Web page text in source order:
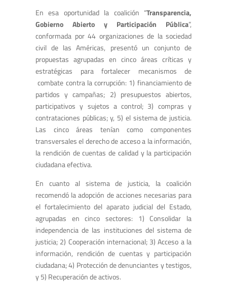
En esa oportunidad la coalición “Transparencia,
Gobierno Abierto y Participación Pública”,
conformada por 44 organizaciones de la sociedad
civil de las Américas, presentó un conjunto de
propuestas agrupadas en cinco áreas críticas y
estratégicas para fortalecer mecanismos de
combate contra la corrupción: 1) financiamiento de
partidos y campañas; 2) presupuestos abiertos,
participativos y sujetos a control; 3) compras y
contrataciones públicas; y, 5) el sistema de justicia.
Las cinco áreas tenían como componentes
transversales el derecho de acceso a la información,
la rendición de cuentas de calidad y la participación
ciudadana efectiva.
En cuanto al sistema de justicia, la coalición
recomendó la adopción de acciones necesarias para
el fortalecimiento del aparato judicial del Estado,
agrupadas en cinco sectores: 1) Consolidar la
independencia de las instituciones del sistema de
justicia; 2) Cooperación internacional; 3) Acceso a la
información, rendición de cuentas y participación
ciudadana; 4) Protección de denunciantes y testigos,
y 5) Recuperación de activos.